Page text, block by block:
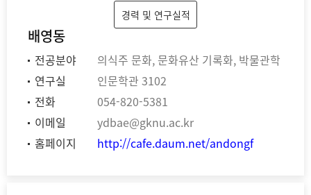
경력 및 연구실적
배영동
전공분야
의식주 문화, 문화유산 기록화, 박물관학
연구실
인문학관 3102
전화
054-820-5381
이메일
ydbae@gknu.ac.kr
홈페이지
http://cafe.daum.net/andongf